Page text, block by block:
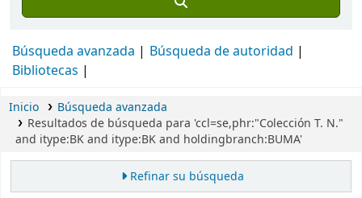
Búsqueda avanzada
Búsqueda de autoridad
Bibliotecas
Inicio
Búsqueda avanzada
Resultados de búsqueda para 'ccl=se,phr:"Colección T. N."
and itype:BK and itype:BK and holdingbranch:BUMA'
Refinar su búsqueda